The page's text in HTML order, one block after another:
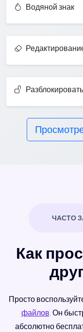
Водяной знак
Разблокировать
ЧАСТО
Как
Просто
файлов. Он
абсолютно